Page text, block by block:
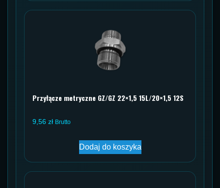
Przyłącze metryczne GZ/GZ 22×1,5 15L/20×1,5 12S
9,56 zł Brutto
Dodaj do koszyka